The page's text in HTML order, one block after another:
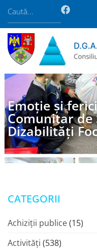
Emoție și
Comunitar de
Dizabilități
CATEGORII
Achiziții publice(15)
Activități (538)